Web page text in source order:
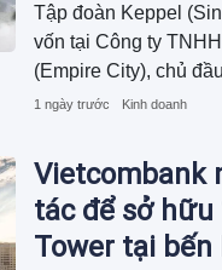
Tập đoàn Keppel
vốn tại Công ty
(Empire City), chủ
Thủ Thiêm (TP.
1 ngày trước Kinh doanh
Vietcombank
tác để sở hữu
Tower tại bến